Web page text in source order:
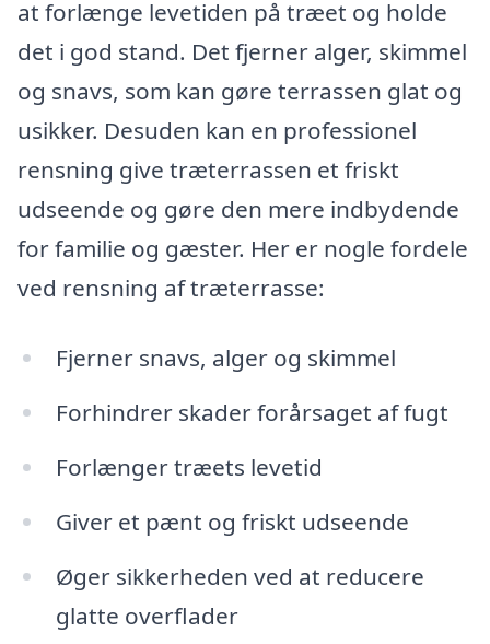
at forlænge levetiden på træet og holde
det i god stand. Det fjerner alger, skimmel
og snavs, som kan gøre terrassen glat og
usikker. Desuden kan en professionel
rensning give træterrassen et friskt
udseende og gøre den mere indbydende
for familie og gæster. Her er nogle fordele
ved rensning af træterrasse:
Fjerner snavs, alger og skimmel
Forhindrer skader forårsaget af fugt
Forlænger træets levetid
Giver et pænt og friskt udseende
Øger sikkerheden ved at reducere
glatte overflader